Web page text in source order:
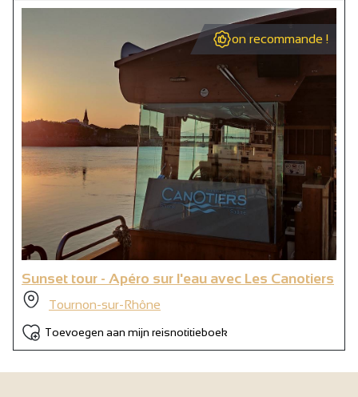
on recommande !
Sunset tour - Apéro sur l'eau avec Les Canotiers
Tournon-sur-Rhône
Toevoegen aan mijn reisnotitieboek